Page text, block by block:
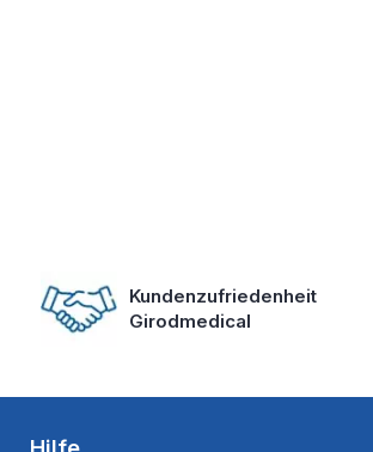
Kundenzufriedenheit
Girodmedical